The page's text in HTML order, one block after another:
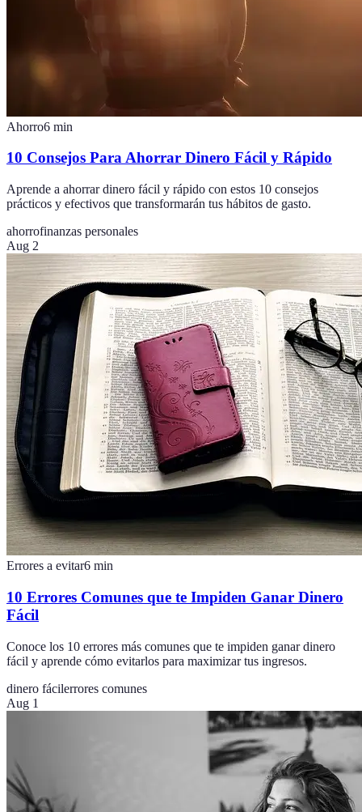
Ahorro6 min
10 Consejos Para Ahorrar Dinero Fácil y Rápido
Aprende a ahorrar dinero fácil y rápido con estos 10 consejos
prácticos y efectivos que transformarán tus hábitos de gasto.
ahorrofinanzas personales
Aug 2
Errores a evitar6 min
10 Errores Comunes que te Impiden Ganar Dinero
Fácil
Conoce los 10 errores más comunes que te impiden ganar dinero
fácil y aprende cómo evitarlos para maximizar tus ingresos.
dinero fácilerrores comunes
Aug 1